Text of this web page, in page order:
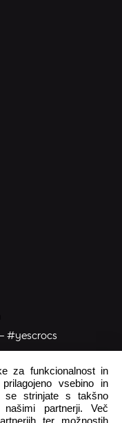
#yescrocs
za funkcionalnost in
vsebino in
se strinjate s takšno
partnerji. Več
ter možnostih